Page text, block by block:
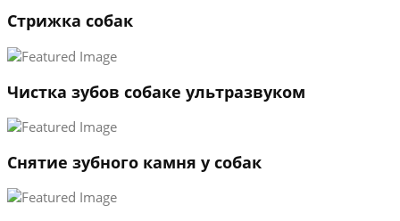
→
Стрижка собак
Чистка зубов собаке ультразвуком
Снятие зубного камня у собак